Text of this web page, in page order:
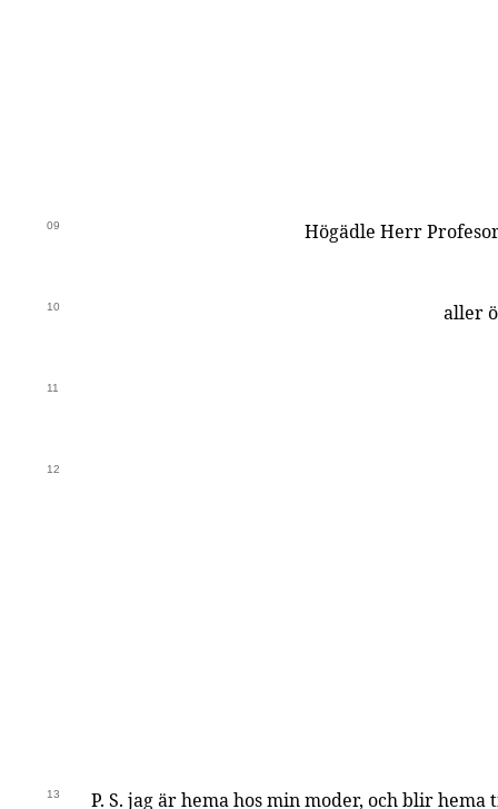
09 Högädle Herr
10 aller
11
12
13 P. S. jag är hema hos min moder, och blir